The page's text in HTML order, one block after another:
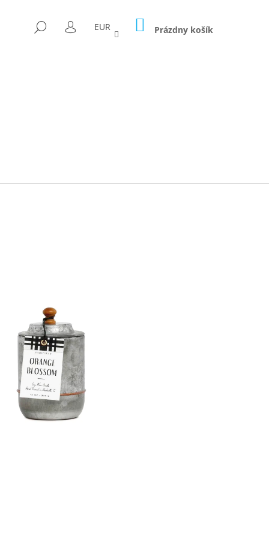
HĽADAŤ
PRIHLÁSENIE
EUR NÁKUPNÝ
KOŠÍK
Prázdny košík